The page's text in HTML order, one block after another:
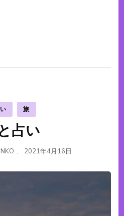
旅
占い
、 2021年4月16日